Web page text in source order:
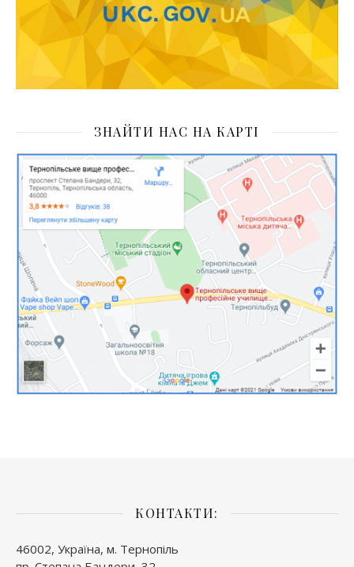
ЗНАЙТИ НАС НА КАРТІ
КОНТАКТИ:
46002, Україна, м. Тернопіль